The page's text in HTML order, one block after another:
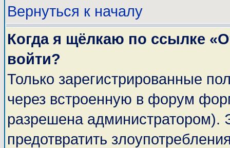
Вернуться к началу
Когда я щёлкаю по ссылке
войти?
Только зарегистрированные
через встроенную в форум
разрешена администратором).
предотвратить